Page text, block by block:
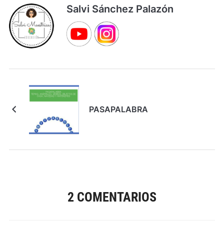
Salvi Sánchez Palazón
PASAPALABRA
2 COMENTARIOS